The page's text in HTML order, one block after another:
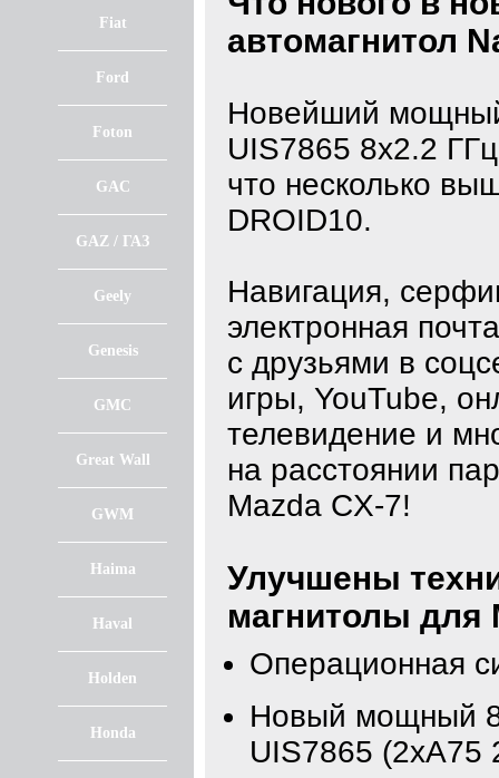
Fiat
Ford
Foton
GAC
GAZ / ГАЗ
Geely
Genesis
GMC
Great Wall
GWM
Haima
Haval
Holden
Honda
автомагнитол
Новейший
UIS7865 8х2.2
что несколько
DROID10.
Навигация,
электронная
с друзьями в
игры, YouTube,
телевидение и
на расстоянии
Mazda CX-7!
Улучшены
магнитолы для
Операционная
Новый мощный
UIS7865 (2xA75